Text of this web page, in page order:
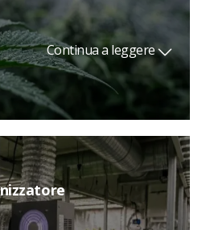
Continua a leggere